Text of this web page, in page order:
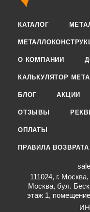
КАТАЛОГ
О КОМПАНИИ
КАЛЬКУЛЯТОР
БЛОГ АКЦИИ
ОТЗЫВЫ
ОПЛАТЫ
ПРАВИЛА
111024, г.
Москва, бул.
этаж 1,